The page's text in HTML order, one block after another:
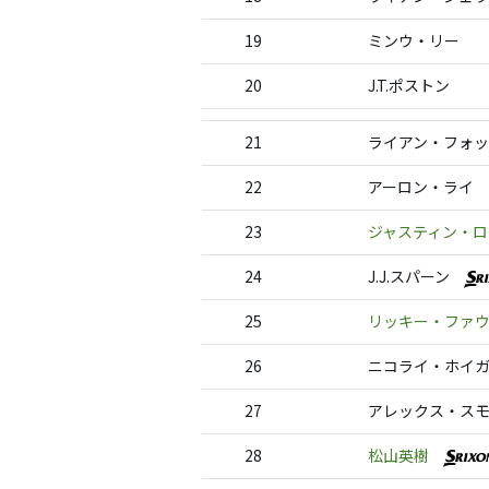
19 ミンウ・リー
20 J.T.ポストン
21 ライアン・フォ
22 アーロン・ライ
23 ジャスティン・
24 J.J.スパーン
25 リッキー・ファ
26 ニコライ・ホイ
27 アレックス・ス
28 松山英樹